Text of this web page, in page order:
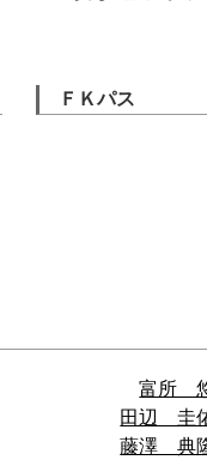
ＦＫパス
富所
田辺 圭
藤澤 典